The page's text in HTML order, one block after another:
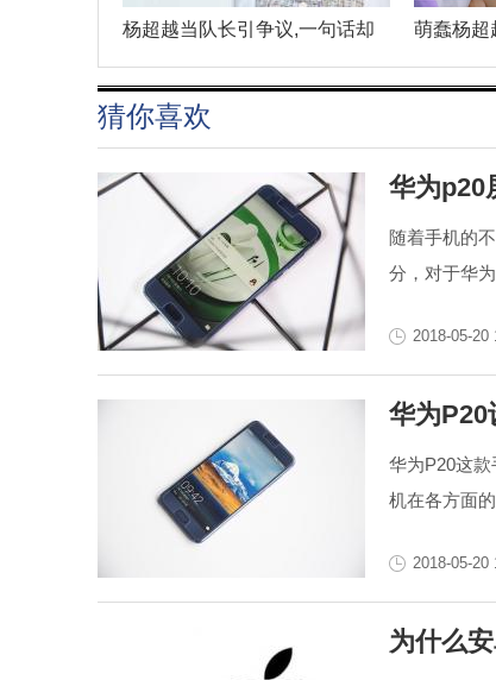
杨超越当队长引争议,一句话却 萌蠢杨超
猜你喜欢
华为p20
随着手机的
分，对于华
2018-05-20
华为P20
华为P20这
机在各方面
2018-05-20
为什么